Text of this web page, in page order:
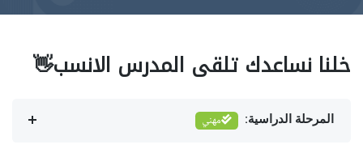
خلنا نساعدك تلقى المدرس الانسب👋
المرحلة الدراسية: مهني